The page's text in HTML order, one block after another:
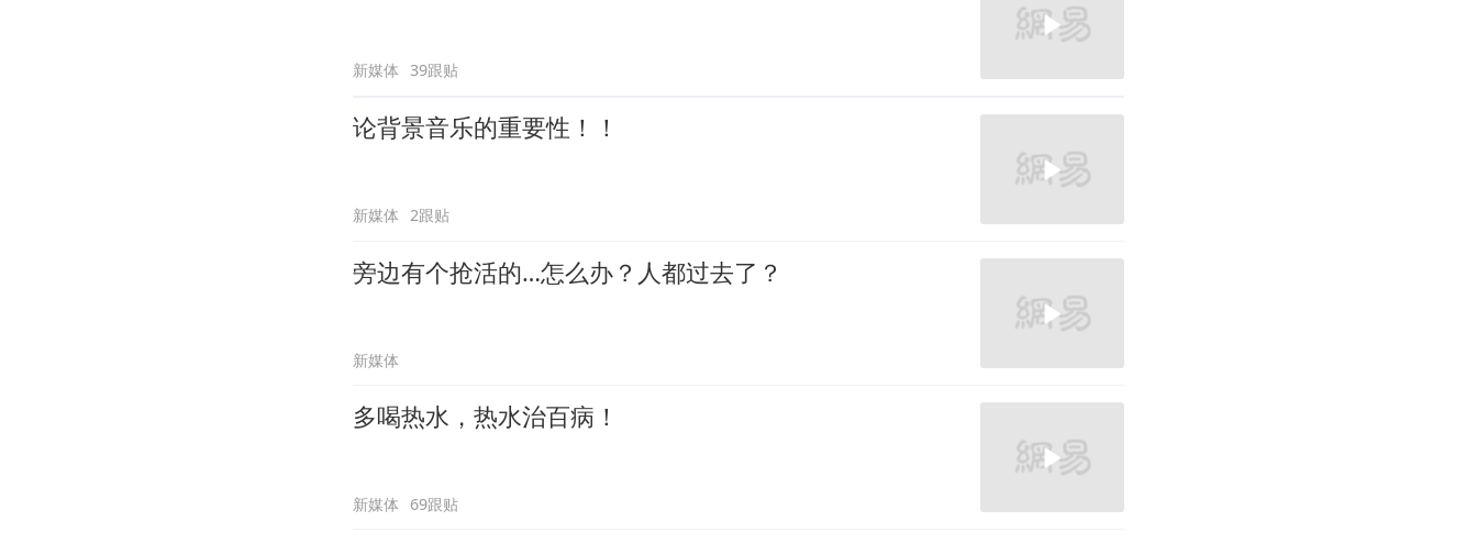
新媒体 39跟贴
论背景音乐的重要性！！
新媒体 2跟贴
旁边有个抢活的…怎么办？人都过去了？
新媒体
多喝热水，热水治百病！
新媒体 69跟贴